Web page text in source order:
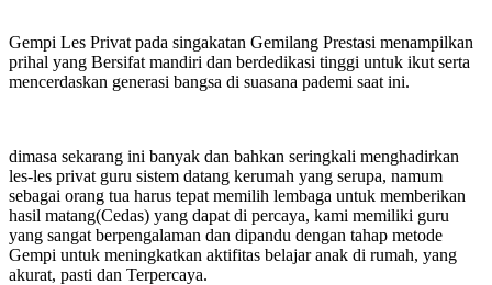
Gempi Les Privat pada singakatan Gemilang Prestasi menampilkan
prihal yang Bersifat mandiri dan berdedikasi tinggi untuk ikut serta
mencerdaskan generasi bangsa di suasana pademi saat ini.
dimasa sekarang ini banyak dan bahkan seringkali menghadirkan
les-les privat guru sistem datang kerumah yang serupa, namum
sebagai orang tua harus tepat memilih lembaga untuk memberikan
hasil matang(Cedas) yang dapat di percaya, kami memiliki guru
yang sangat berpengalaman dan dipandu dengan tahap metode
Gempi untuk meningkatkan aktifitas belajar anak di rumah, yang
akurat, pasti dan Terpercaya.